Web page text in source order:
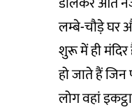
लम्बे-चौड़े घर
शुरू में ही
हो जाते हैं
लोग वहां